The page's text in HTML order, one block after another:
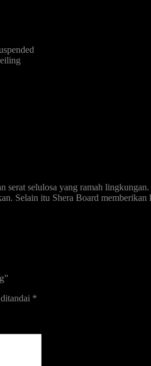
serat selulosa yang ramah
Selain itu Shera Board
*